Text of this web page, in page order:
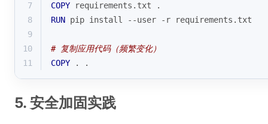
7
COPY requirements.txt .
8
RUN pip install --user -r requirements.txt
9
10
# 复制应用代码（频繁变化）
11
COPY . .
5. 安全加固实践